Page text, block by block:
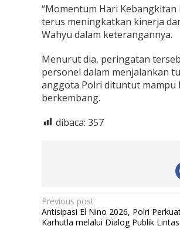
n
i
n
r
j
a
d
a
S
a
s
“Momentum Hari
terus meningkatkan kinerja
Wahyu dalam keterangannya.
Menurut dia, peringatan
personel dalam menjalankan
anggota Polri dituntut mampu
berkembang.
dibaca: 357
P
o
Previous post
Antisipasi El Nino 2026, Polri
Karhutla melalui Dialog Publik